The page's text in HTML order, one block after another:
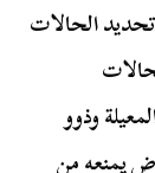
الحالات
وذوو
يمنعه من